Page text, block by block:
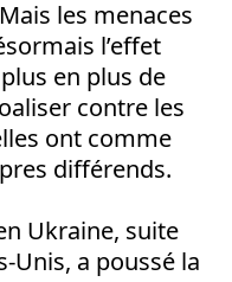
les menaces
l’effet
en plus de
contre les
ont comme
différends.
Ukraine, suite
Unis, a poussé la